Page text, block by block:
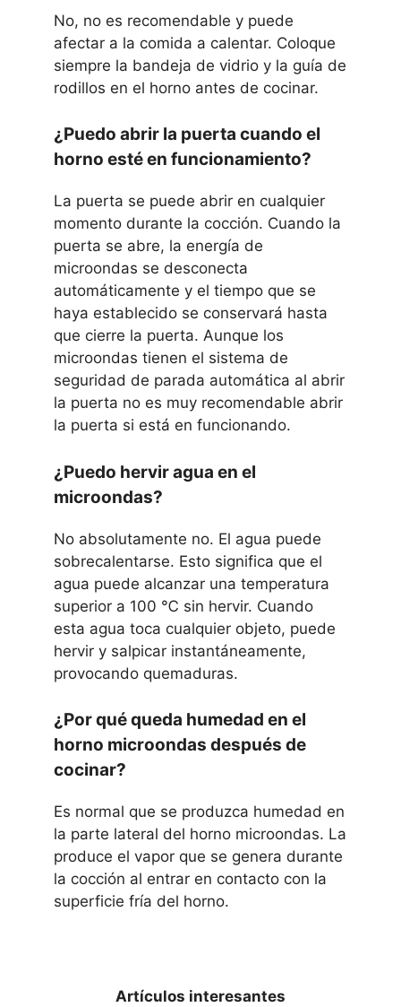
No, no es recomendable y puede
afectar a la comida a calentar. Coloque
siempre la bandeja de vidrio y la guía de
rodillos en el horno antes de cocinar.
¿Puedo abrir la puerta cuando el
horno esté en funcionamiento?
La puerta se puede abrir en cualquier
momento durante la cocción. Cuando la
puerta se abre, la energía de
microondas se desconecta
automáticamente y el tiempo que se
haya establecido se conservará hasta
que cierre la puerta. Aunque los
microondas tienen el sistema de
seguridad de parada automática al abrir
la puerta no es muy recomendable abrir
la puerta si está en funcionando.
¿Puedo hervir agua en el
microondas?
No absolutamente no. El agua puede
sobrecalentarse. Esto significa que el
agua puede alcanzar una temperatura
superior a 100 ℃ sin hervir. Cuando
esta agua toca cualquier objeto, puede
hervir y salpicar instantáneamente,
provocando quemaduras.
¿Por qué queda humedad en el
horno microondas después de
cocinar?
Es normal que se produzca humedad en
la parte lateral del horno microondas. La
produce el vapor que se genera durante
la cocción al entrar en contacto con la
superficie fría del horno.
Artículos interesantes